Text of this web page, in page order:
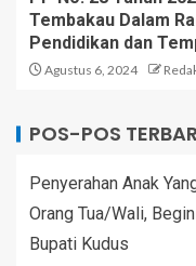
Tembakau Dalam
Pendidikan dan
Agustus 6, 2024
POS-POS
Penyerahan Anak
Orang Tua/Wali,
Bupati Kudus